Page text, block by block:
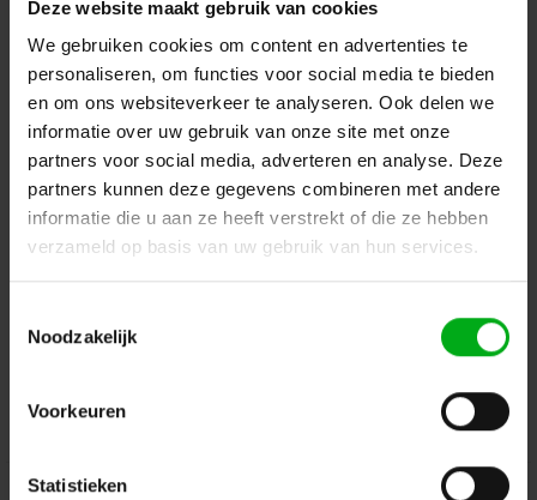
Deze website maakt gebruik van cookies
We gebruiken cookies om content en advertenties te
personaliseren, om functies voor social media te bieden
en om ons websiteverkeer te analyseren. Ook delen we
informatie over uw gebruik van onze site met onze
partners voor social media, adverteren en analyse. Deze
partners kunnen deze gegevens combineren met andere
informatie die u aan ze heeft verstrekt of die ze hebben
verzameld op basis van uw gebruik van hun services.
Noodzakelijk
Voorkeuren
Statistieken
Terug naar vorige pagina
Dé specialist podiumtechniek; van schets naar uitvoering
Kleine Tocht 32 1507 CA
Zaandam
+ 31 85 40 15 92 9
info@podiumtechniek.nl
Volg ons op Facebook
Volg ons op Instagram
Volg ons op Linkedin
Over Podiumtechniek